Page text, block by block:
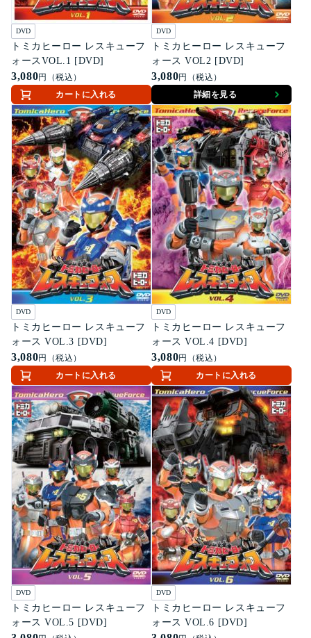
DVD
トミカヒーロー レスキューフ
ォースVOL.1 [DVD]
3,080円（税込）
カートに入れる
DVD
トミカヒーロー レスキューフ
ォース VOL2 [DVD]
3,080円（税込）
詳細を見る
DVD
トミカヒーロー レスキューフ
ォース VOL.3 [DVD]
3,080円（税込）
カートに入れる
DVD
トミカヒーロー レスキューフ
ォース VOL.4 [DVD]
3,080円（税込）
カートに入れる
DVD
トミカヒーロー レスキューフ
ォース VOL.5 [DVD]
DVD
トミカヒーロー レスキューフ
ォース VOL.6 [DVD]